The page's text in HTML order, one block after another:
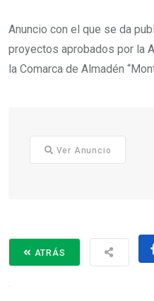
Anuncio con el que se da
proyectos aprobados por la
la Comarca de Almadén
Ver Anuncio
ATRÁS